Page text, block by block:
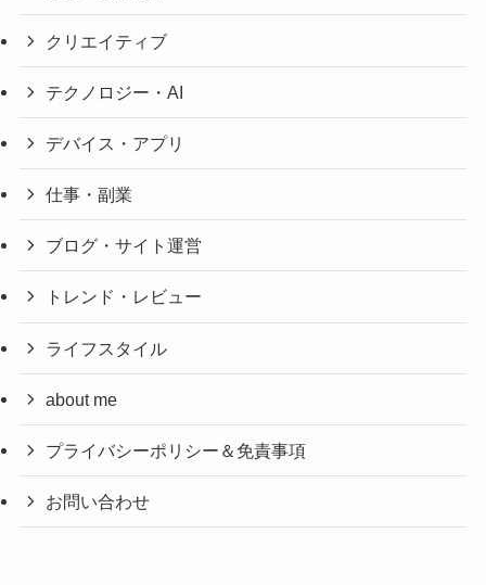
クリエイティブ
テクノロジー・AI
デバイス・アプリ
仕事・副業
ブログ・サイト運営
トレンド・レビュー
ライフスタイル
about me
プライバシーポリシー＆免責事項
お問い合わせ